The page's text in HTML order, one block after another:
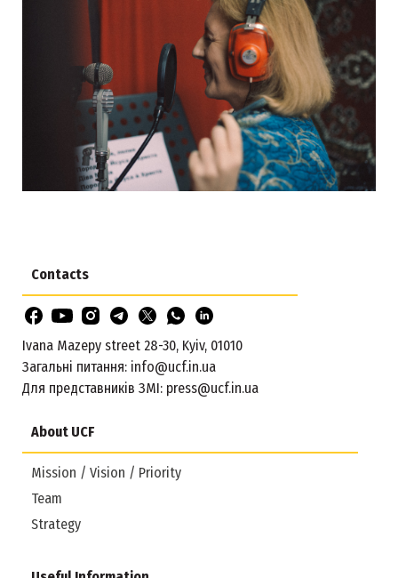
About UCF
Mission / Vision / Priority
Team
Strategy
Contacts
Ivana Mazepy street 28-30, Kyiv, 01010
Загальні питання: info@ucf.in.ua
Для представників ЗМІ: press@ucf.in.ua